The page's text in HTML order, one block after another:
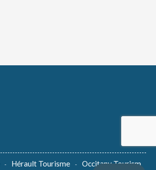
Hérault Tourisme Occitany Tourism